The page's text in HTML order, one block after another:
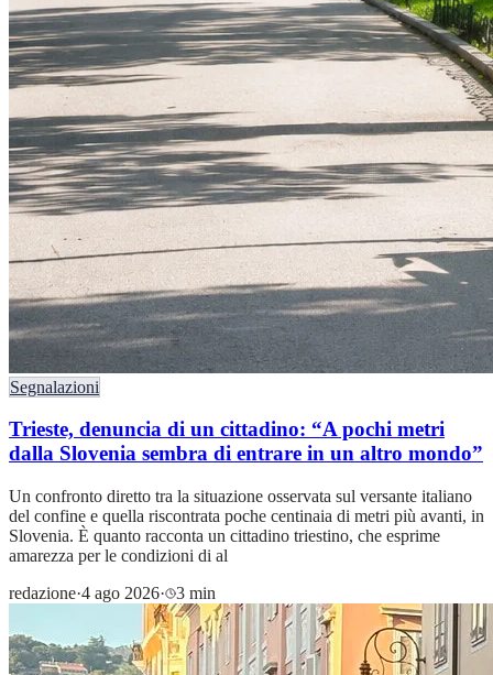
Segnalazioni
Trieste, denuncia di un cittadino: “A pochi metri
dalla Slovenia sembra di entrare in un altro mondo”
Un confronto diretto tra la situazione osservata sul versante italiano
del confine e quella riscontrata poche centinaia di metri più avanti, in
Slovenia. È quanto racconta un cittadino triestino, che esprime
amarezza per le condizioni di al
redazione·4 ago 2026· 3 min